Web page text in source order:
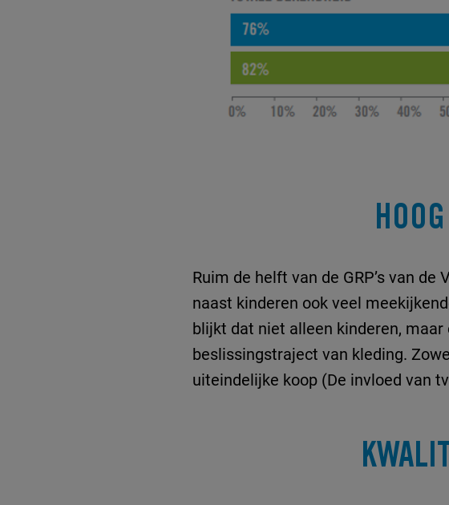
Ruim de helft van de GRP’s van
naast kinderen ook veel
blijkt dat niet alleen kinderen,
beslissingstraject van kleding.
uiteindelijke koop (De invloed van